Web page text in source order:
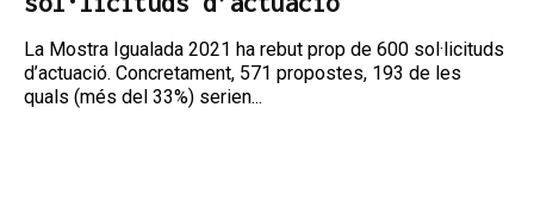
La Mostra Igualada 2021 ha rebut prop de 600 sol·licituds
d’actuació. Concretament, 571 propostes, 193 de les
quals (més del 33%) serien...